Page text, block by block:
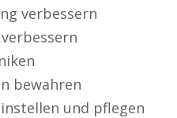
verbessern
bewahren
und pflegen